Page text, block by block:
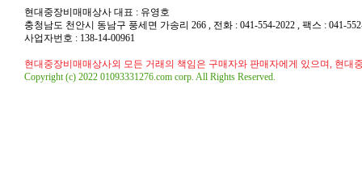
현대중장비매매상사 대표 : 유영호
충청남도 천안시 동남구 풍세면 가송리 266 , 전화 : 041-554-2022 , 팩스 : 041-
사업자번호 : 138-14-00961
현대중장비매매상사외 모든 거래의 책임은 구매자와 판매자에게 있으며, 현대
Copyright (c) 2022 01093331276.com corp. All Rights Reserved.